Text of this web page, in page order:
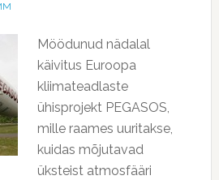
Möödunud nädalal
käivitus Euroopa
kliimateadlaste
ühisprojekt PEGASOS,
mille raames uuritakse,
kuidas mõjutavad
üksteist atmosfääri